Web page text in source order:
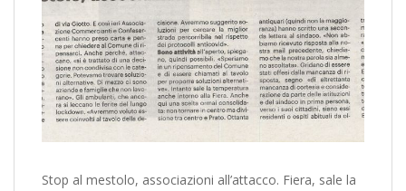
Stop al mestolo, associazioni all’attacco. Fiera, sale la